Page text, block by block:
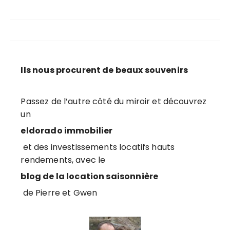
Ils nous procurent de beaux souvenirs
Passez de l’autre côté du miroir et découvrez
un
eldorado immobilier
et des investissements locatifs hauts
rendements, avec le
blog de la location saisonnière
de Pierre et Gwen